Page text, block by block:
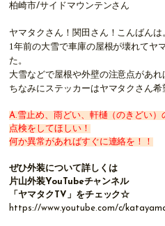
柏崎市/サイドマウンテンさん
ヤマタクさん！関田さん！こんばんは
1年前の大雪で車庫の屋根が壊れてヤ
た。
大雪などで屋根や外壁の注意点があれ
ちなみにステッカーはヤマタクさん希
A.雪止め、雨どい、軒樋（のきどい）
点検をしてほしい！
何か異常があればすぐに連絡を！！
ぜひ外装について詳しくは
片山外装YouTubeチャンネル
「ヤマタクTV」をチェック☆
https://www.youtube.com/c/